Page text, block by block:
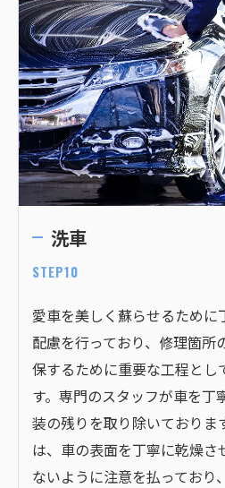
洗車
STEP10
愛車を美しく蘇らせるために
配慮を行っており、修理箇所
保するために重要な工程とし
す。専門のスタッフが車を丁
装の残りを取り除いておりま
は、車の表面を丁寧に乾燥さ
ないように注意を払っており